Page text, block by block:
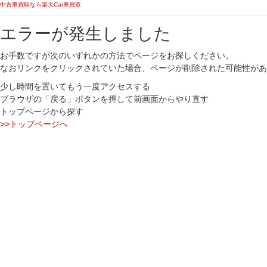
中古車買取なら楽天Car車買取
エラーが発生しました
お手数ですが次のいずれかの方法でページをお探しください。
なおリンクをクリックされていた場合、ページが削除された可能性が
少し時間を置いてもう一度アクセスする
ブラウザの「戻る」ボタンを押して前画面からやり直す
トップページから探す
>>トップページへ